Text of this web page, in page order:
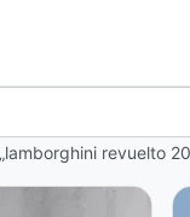
revuelto